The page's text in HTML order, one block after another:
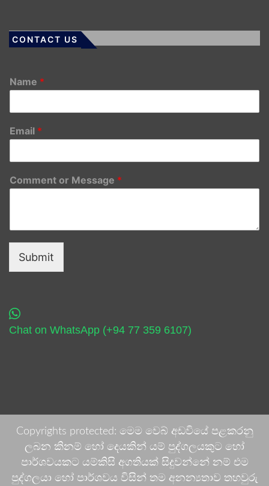
CONTACT US
Name *
Email *
Comment or Message *
Submit
Chat on WhatsApp (+94 77 359 6107)
Copyrights protected: මෙම වෙබ් අඩවියේ පළකරනු
ලබන කිනම් හෝ දෙයකින් යම් පුද්ගලයකුට හෝ
පාර්ශවයකට යම්කිසි අගතියක් සිදුවන්නේ නම් එම
පුද්ගලයා හෝ පාර්ශවය විසින් තම අනන්‍යතාව තහවුරු